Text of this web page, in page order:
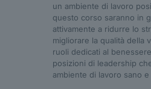
un ambiente di lavoro
questo corso saranno in
attivamente a ridurre lo
migliorare la qualità della
ruoli dedicati al
posizioni di leadership
ambiente di lavoro sano e